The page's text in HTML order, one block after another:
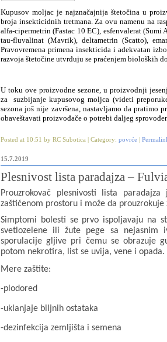
Kupusov moljac je najznačajnija štetočina u
broja insekticidnih tretmana. Za ovu namenu na
alfa-cipermetrin (Fastac 10 EC), esfenvalerat
tau-fluvalinat (Mavrik), deltametrin (Scatto),
Pravovremena primena insekticida i adekvatan
razvoja štetočine utvrđuju se praćenjem bioloških
U toku ove proizvodne sezone, u proizvodnji
za suzbijanje kupusovog moljca (videti
sezona još nije završena, nastavljamo da pratimo
obaveštavati proizvođače o potrebi daljeg
Posted at 10:51 by RC Subotica | Category: povrće
15.7.2019
Plesnivost lista paradajza –
Prouzrokovač plesnivosti lista
zaštićenom prostoru i može da
Simptomi bolesti se prvo ispoljavaju na
svetlozelene ili žute pege sa
sporulacije gljive pri čemu se obrazuje
potom nekrotira, list se uvija, vene i opada.
Mere zaštite:
-plodored
-uklanjaje biljnih ostataka
-dezinfekcija zemljišta i semena